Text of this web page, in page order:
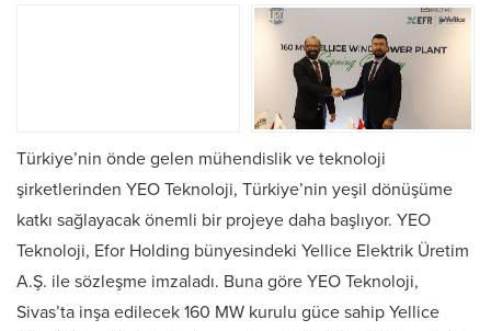
Türkiye’nin önde gelen mühendislik ve teknoloji
şirketlerinden YEO Teknoloji, Türkiye’nin yeşil dönüşüme
katkı sağlayacak önemli bir projeye daha başlıyor. YEO
Teknoloji, Efor Holding bünyesindeki Yellice Elektrik Üretim
A.Ş. ile sözleşme imzaladı. Buna göre YEO Teknoloji,
Sivas’ta inşa edilecek 160 MW kurulu güce sahip Yellice